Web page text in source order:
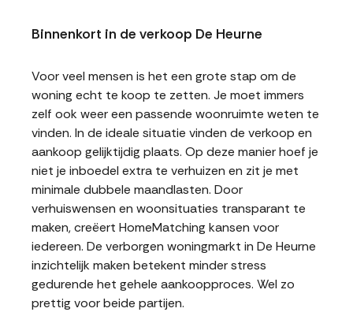
Binnenkort in de verkoop De Heurne
Voor veel mensen is het een grote stap om de
woning echt te koop te zetten. Je moet immers
zelf ook weer een passende woonruimte weten te
vinden. In de ideale situatie vinden de verkoop en
aankoop gelijktijdig plaats. Op deze manier hoef je
niet je inboedel extra te verhuizen en zit je met
minimale dubbele maandlasten. Door
verhuiswensen en woonsituaties transparant te
maken, creëert HomeMatching kansen voor
iedereen. De verborgen woningmarkt in De Heurne
inzichtelijk maken betekent minder stress
gedurende het gehele aankoopproces. Wel zo
prettig voor beide partijen.